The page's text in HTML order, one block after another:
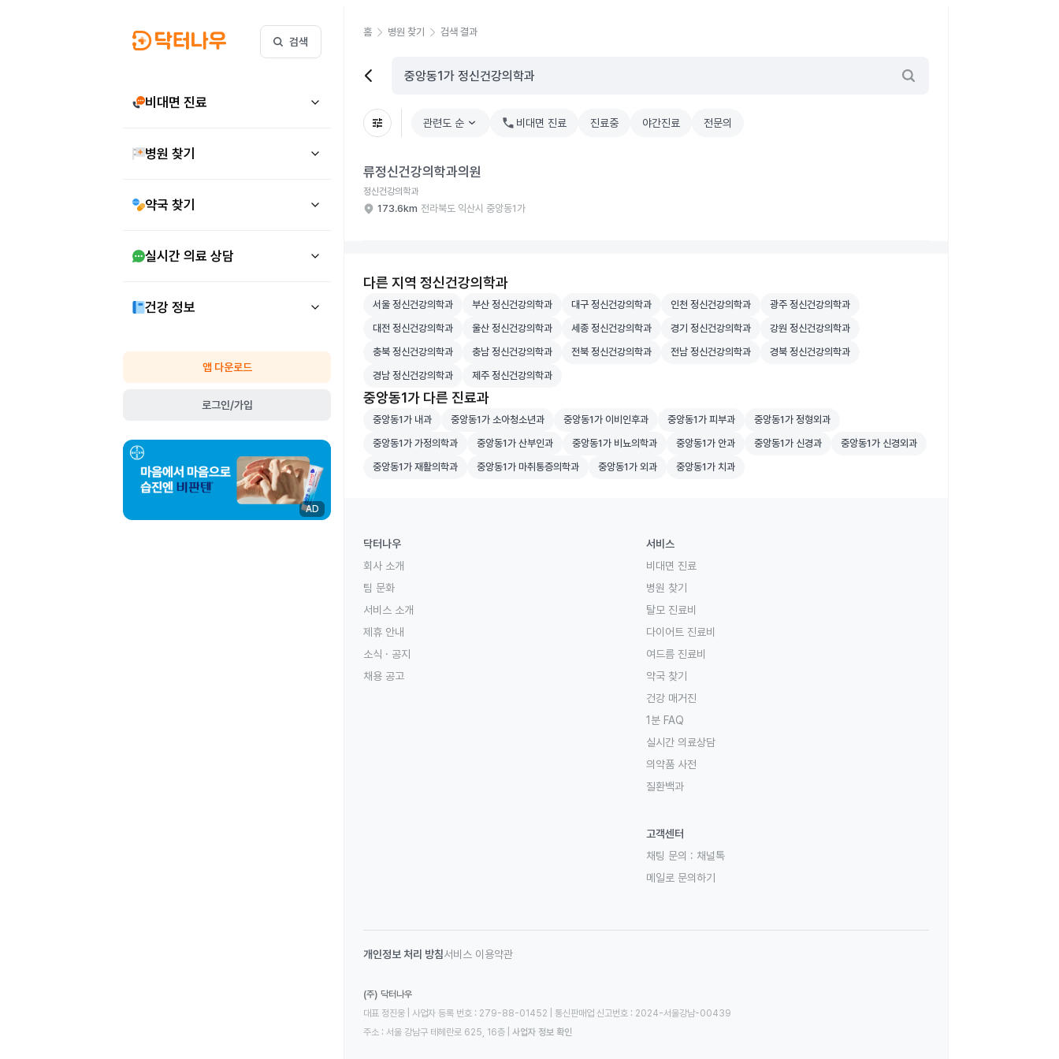
검색
비대면 진료
병원 찾기
약국 찾기
실시간 의료 상담
건강 정보
앱 다운로드
로그인/가입
AD
홈 병원 찾기 검색 결과
관련도 순 chevron_right 비대면 진료 진료중 야간진료 전문의
류정신건강의학과의원
정신건강의학과
173.6km 전라북도 익산시 중앙동1가
다른 지역 정신건강의학과
서울 정신건강의학과 병원 검색
서울 정신건강의학과 부산 정신건강의학과 병원 검색
부산 정신건강의학과 대구 정신건강의학과 병원 검색
대구 정신건강의학과 인천 정신건강의학과 병원 검색
인천 정신건강의학과 광주 정신건강의학과 병원 검색
광주 정신건강의학과
대전 정신건강의학과 병원 검색
대전 정신건강의학과 울산 정신건강의학과 병원 검색
울산 정신건강의학과 세종 정신건강의학과 병원 검색
세종 정신건강의학과 경기 정신건강의학과 병원 검색
경기 정신건강의학과 강원 정신건강의학과 병원 검색
강원 정신건강의학과
충북 정신건강의학과 병원 검색
충북 정신건강의학과 충남 정신건강의학과 병원 검색
충남 정신건강의학과 전북 정신건강의학과 병원 검색
전북 정신건강의학과 전남 정신건강의학과 병원 검색
전남 정신건강의학과 경북 정신건강의학과 병원 검색
경북 정신건강의학과
경남 정신건강의학과 병원 검색
경남 정신건강의학과 제주 정신건강의학과 병원 검색
제주 정신건강의학과
중앙동1가 다른 진료과
중앙동1가 내과 병원 검색
중앙동1가 내과 중앙동1가 소아청소년과 병원 검색
중앙동1가 소아청소년과 중앙동1가 이비인후과 병원 검색
중앙동1가 이비인후과 중앙동1가 피부과 병원 검색
중앙동1가 피부과 중앙동1가 정형외과 병원 검색
중앙동1가 정형외과
중앙동1가 가정의학과 병원 검색
중앙동1가 가정의학과 중앙동1가 산부인과 병원 검색
중앙동1가 산부인과 중앙동1가 비뇨의학과 병원 검색
중앙동1가 비뇨의학과 중앙동1가 안과 병원 검색
중앙동1가 안과 중앙동1가 신경과 병원 검색
중앙동1가 신경과 중앙동1가 신경외과 병원 검색
중앙동1가 신경외과
중앙동1가 재활의학과 병원 검색
중앙동1가 재활의학과 중앙동1가 마취통증의학과 병원 검색
중앙동1가 마취통증의학과 중앙동1가 외과 병원 검색
중앙동1가 외과 중앙동1가 치과 병원 검색
중앙동1가 치과
닥터나우
회사 소개
팀 문화
서비스 소개
제휴 안내
소식 · 공지
채용 공고
서비스
비대면 진료
병원 찾기
탈모 진료비
다이어트 진료비
여드름 진료비
약국 찾기
건강 매거진
1분 FAQ
실시간 의료상담
의약품 사전
질환백과
고객센터
채팅 문의 : 채널톡
메일로 문의하기
개인정보 처리 방침서비스 이용약관
(주) 닥터나우
대표 정진웅 | 사업자 등록 번호 : 279-88-01452 | 통신판매업 신고번호 : 2024-서울강남-00439
주소 : 서울 강남구 테헤란로 625, 16층
사업자 정보 확인